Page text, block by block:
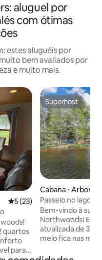
aluguel por
com ótimas
estes aluguéis por
bem avaliados por
e muito mais.
hóspedes
5 de uma avaliação média
5 (23)
quartos
para o
Superhost
Superhost
Cabana ⋅ Arbor
Passeio no lago
aquáticos e pesca
Bem-vindo à sua
Northwoods!
atualizada de 3
meio fica nas
200 pés de costa